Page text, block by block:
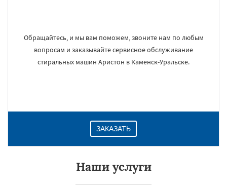
Обращайтесь, и мы вам поможем, звоните нам по любым
вопросам и заказывайте сервисное обслуживание
стиральных машин Аристон в Каменск-Уральске.
ЗАКАЗАТЬ
Наши услуги